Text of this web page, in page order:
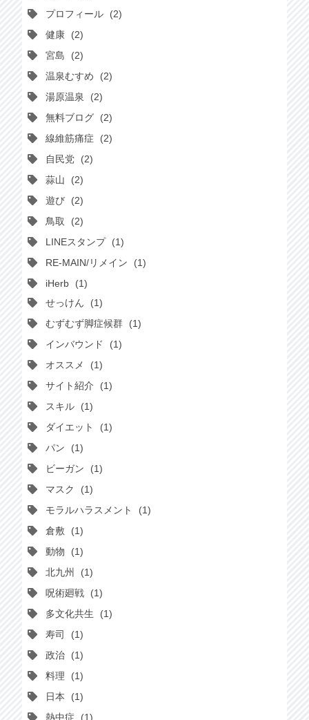
プロフィール
2
健康
2
宮島
2
温泉むすめ
2
湯原温泉
2
無料ブログ
2
線維筋痛症
2
自民党
2
蒜山
2
遊び
2
鳥取
2
LINEスタンプ
1
RE-MAIN/リメイン
1
iHerb
1
せっけん
1
むずむず脚症候群
1
インバウンド
1
オススメ
1
サイト紹介
1
スキル
1
ダイエット
1
パン
1
ビーガン
1
マスク
1
モラルハラスメント
1
倉敷
1
動物
1
北九州
1
呪術廻戦
1
多文化共生
1
寿司
1
政治
1
料理
1
日本
1
熱中症
1